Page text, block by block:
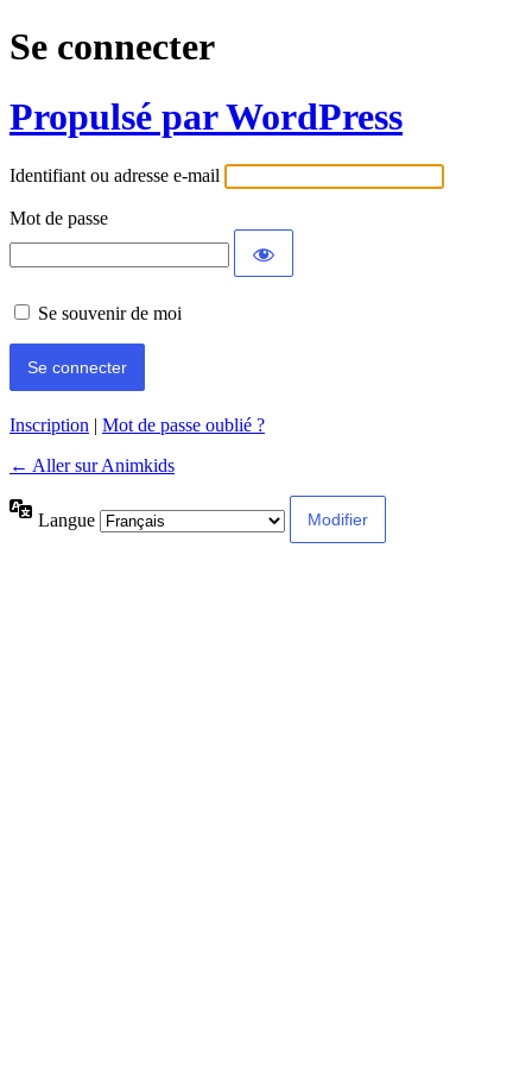
Se connecter
Propulsé par WordPress
Identifiant ou adresse e-mail
Mot de passe
Se souvenir de moi
Inscription | Mot de passe oublié ?
← Aller sur Animkids
Langue